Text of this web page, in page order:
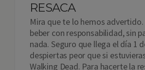
RESACA
Mira que te lo hemos advertido.
beber con responsabilidad, sin
nada. Seguro que llega el día 1
despiertas peor que si
Walking Dead. Para hacerte la